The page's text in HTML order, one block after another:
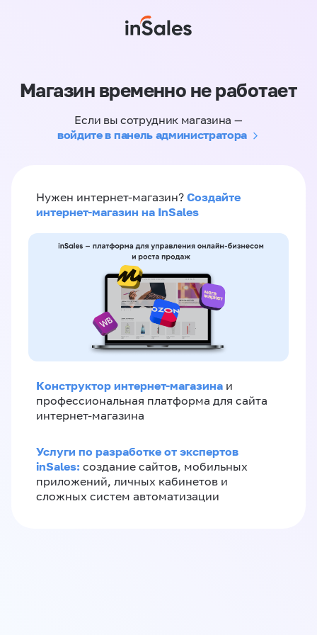
Магазин временно не работает
Если вы сотрудник магазина —
войдите в панель администратора
Нужен интернет-магазин? Создайте
интернет-магазин на InSales
Конструктор интернет-магазина и
профессиональная платформа для сайта
интернет-магазина
Услуги по разработке от экспертов
inSales: создание сайтов, мобильных
приложений, личных кабинетов и
сложных систем автоматизации